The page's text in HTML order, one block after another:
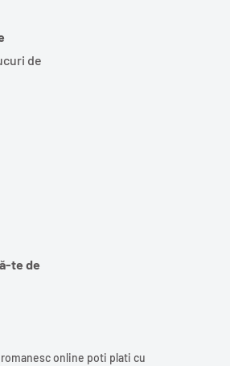
de
te de
romanesc online poti plati cu